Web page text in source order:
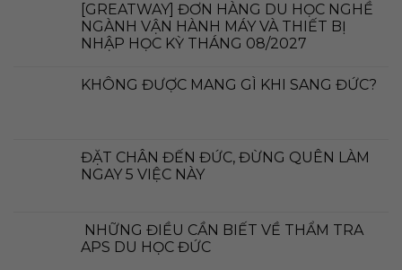
[GREATWAY] ĐƠN HÀNG DU HỌC NGHỀ
NGÀNH VẬN HÀNH MÁY VÀ THIẾT BỊ
NHẬP HỌC KỲ THÁNG 08/2027
KHÔNG ĐƯỢC MANG GÌ KHI SANG ĐỨC?
ĐẶT CHÂN ĐẾN ĐỨC, ĐỪNG QUÊN LÀM
NGAY 5 VIỆC NÀY
NHỮNG ĐIỀU CẦN BIẾT VỀ THẨM TRA
APS DU HỌC ĐỨC